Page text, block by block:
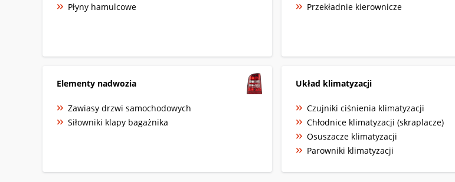
Płyny hamulcowe
Przekładnie kierownicze
Elementy nadwozia
Zawiasy drzwi samochodowych
Siłowniki klapy bagażnika
Układ klimatyzacji
Czujniki ciśnienia klimatyzacji
Chłodnice klimatyzacji (skraplacze)
Osuszacze klimatyzacji
Parowniki klimatyzacji